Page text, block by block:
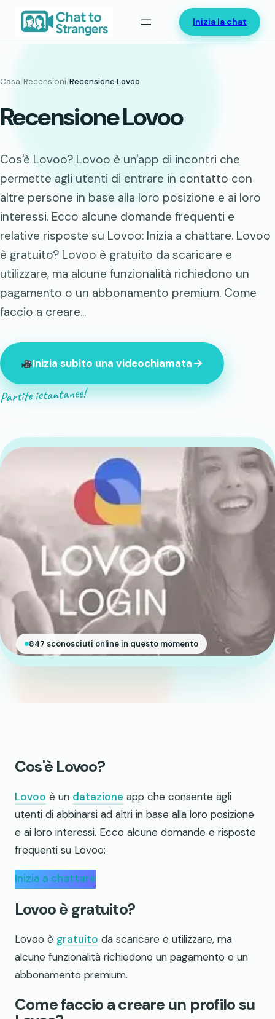
contenuto
Inizia la chat
Casa/Recensioni/Recensione Lovoo
Recensione Lovoo
Cos'è Lovoo? Lovoo è un'app di incontri che
permette agli utenti di entrare in contatto con
altre persone in base alla loro posizione e ai loro
interessi. Ecco alcune domande frequenti e
relative risposte su Lovoo: Inizia a chattare. Lovoo
è gratuito? Lovoo è gratuito da scaricare e
utilizzare, ma alcune funzionalità richiedono un
pagamento o un abbonamento premium. Come
faccio a creare...
Inizia subito una videochiamata
Partite istantanee!
847 sconosciuti online in questo momento
Cos'è Lovoo?
Lovoo è un datazione app che consente agli
utenti di abbinarsi ad altri in base alla loro posizione
e ai loro interessi. Ecco alcune domande e risposte
frequenti su Lovoo:
Inizia a chattare
Lovoo è gratuito?
Lovoo è gratuito da scaricare e utilizzare, ma
alcune funzionalità richiedono un pagamento o un
abbonamento premium.
Come faccio a creare un profilo su